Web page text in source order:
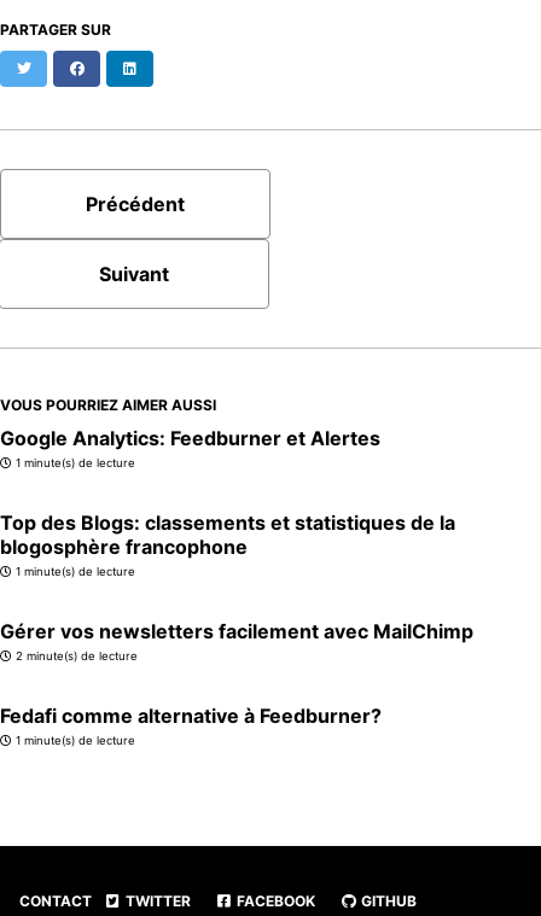
PARTAGER SUR
Twitter Facebook
Précédent
Suivant
VOUS POURRIEZ AIMER AUSSI
Google Analytics: Feedburner et Alertes
1 minute(s) de lecture
Top des Blogs: classements et statistiques de la
blogosphère francophone
1 minute(s) de lecture
Gérer vos newsletters facilement avec MailChimp
2 minute(s) de lecture
Fedafi comme alternative à Feedburner?
1 minute(s) de lecture
CONTACT TWITTER FACEBOOK GITHUB